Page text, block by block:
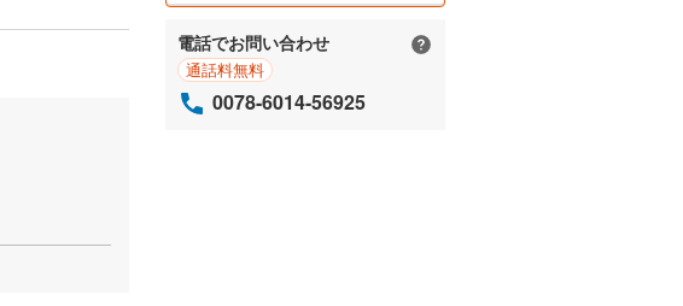
電話でお問い合わせ
通話料無料
0078-6014-56925